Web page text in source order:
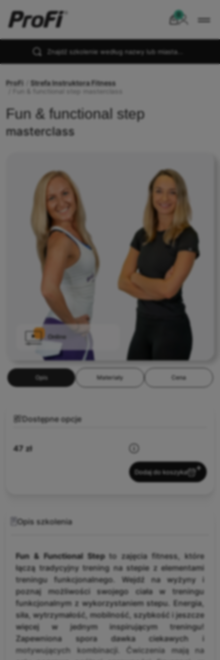
Znajdź szkolenie według nazwy lub miasta...
ProFi
Strefa Instruktora Fitness
Fun & functional step
masterclass
Opis Materiały Cena
Dostępne opcje
47 zł
Dodaj do koszyka
Opis szkolenia
Fun & Functional Stepto zajęcia fitness, które
łączą tradycyjny trening na stepie z elementami
treningu funkcjonalnego. Wejdź na wyżyny i
poznaj możliwości swojego ciała w treningu
funkcjonalnym z wykorzystaniem stepu. Energia,
siła, wytrzymałość, mobilność, szybkość
i jeszcze
więcej w jednym inspirującym treningu!
Zapewniona spora dawka ciekawych i
motywujących kombinacji. Ćwiczenia mają na